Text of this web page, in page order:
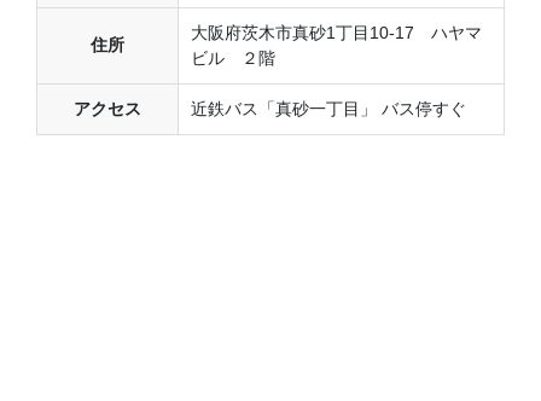
住所
大阪府茨木市真砂1丁目10-17 ハヤマ
ビル ２階
アクセス 近鉄バス「真砂一丁目」 バス停すぐ